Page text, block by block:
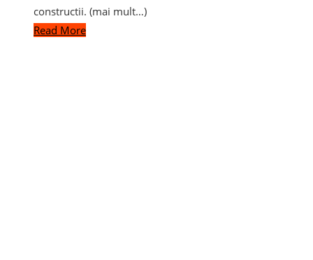
constructii. (mai mult…)
Read More